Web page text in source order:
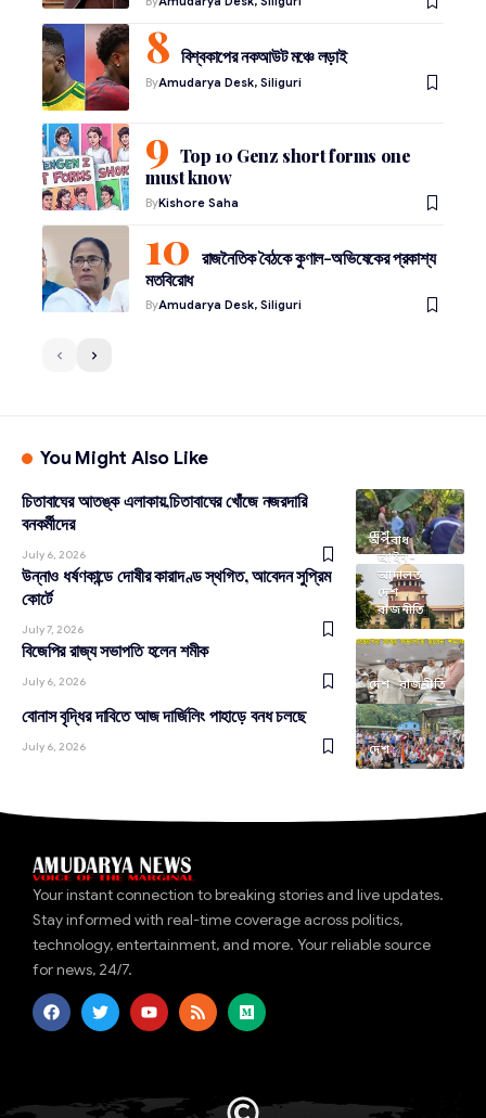
বিশ্বকাপের নকআউট মঞ্চে লড়াই
ByAmudarya Desk, Siliguri
Top 10 Genz short forms one
must know
ByKishore Saha
রাজনৈতিক বৈঠকে কুণাল-অভিষেকের প্রকাশ্য
মতবিরোধ
ByAmudarya Desk, Siliguri
You Might Also Like
দেশ
চিতাবাঘের আতঙ্ক এলাকায়,চিতাবাঘের খোঁজে নজরদারি
বনকর্মীদের
July 6, 2026
অপরাধ
আইন-
আদালত
দেশ
রাজনীতি
উন্নাও ধর্ষণকান্ডে দোষীর কারাদণ্ড স্থগিত, আবেদন সুপ্রিম
কোর্টে
July 7, 2026
দেশ রাজনীতি
বিজেপির রাজ্য সভাপতি হলেন শমীক
July 6, 2026
দেশ
বোনাস বৃদ্ধির দাবিতে আজ দার্জিলিং পাহাড়ে বনধ চলছে
July 6, 2026
Your instant connection to breaking stories and live updates.
Stay informed with real-time coverage across politics,
technology, entertainment, and more. Your reliable source
for news, 24/7.